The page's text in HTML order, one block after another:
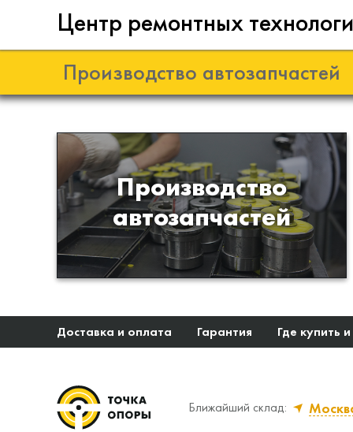
Центр ремонтных
Производство автозапчастей
Производство
автозапчастей
Разработка и
производство деталей из
эластомеров для подвески
автомобиля
Доставка и оплата Гарантия Где купить
Ближайший склад: